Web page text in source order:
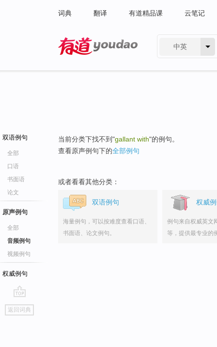
词典 翻译 有道精品课 云笔记
中英
双语例句
全部
口语
书面语
论文
原声例句
全部
音频例句
视频例句
权威例句
go
top
返回词典
当前分类下找不到"gallant with"的例句。
查看原声例句下的全部例句
或者看看其他分类：
双语例句
海量例句，可以按难度查看口语、
书面语、论文例句。
权威
例句来自权威英文
等，提供最专业的